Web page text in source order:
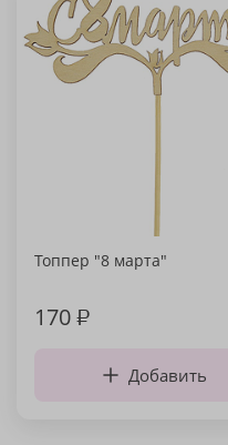
Топпер "8 марта"
170₽
Добавить